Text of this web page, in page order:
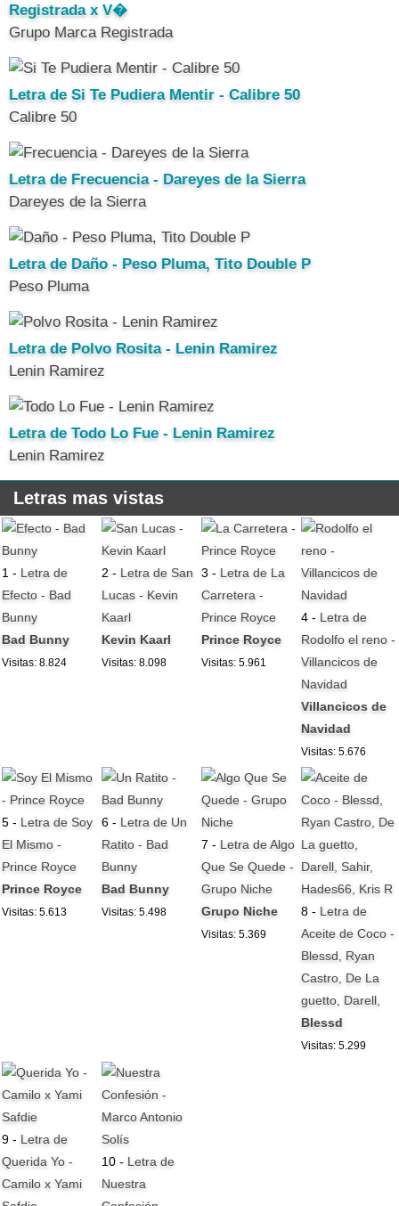
Registrada x V�
Grupo Marca Registrada
Letra de Si Te Pudiera Mentir - Calibre 50
Calibre 50
Letra de Frecuencia - Dareyes de la Sierra
Dareyes de la Sierra
Letra de Daño - Peso Pluma, Tito Double P
Peso Pluma
Letra de Polvo Rosita - Lenin Ramirez
Lenin Ramirez
Letra de Todo Lo Fue - Lenin Ramirez
Lenin Ramirez
Letras mas vistas
1 - Letra de
Efecto - Bad
Bunny
Bad Bunny
Visitas: 8.824
2 - Letra de San
Lucas - Kevin
Kaarl
Kevin Kaarl
Visitas: 8.098
3 - Letra de La
Carretera -
Prince Royce
Prince Royce
Visitas: 5.961
4 - Letra de
Rodolfo el reno -
Villancicos de
Navidad
Villancicos de
Navidad
Visitas: 5.676
5 - Letra de Soy
El Mismo -
Prince Royce
Prince Royce
Visitas: 5.613
6 - Letra de Un
Ratito - Bad
Bunny
Bad Bunny
Visitas: 5.498
7 - Letra de Algo
Que Se Quede -
Grupo Niche
Grupo Niche
Visitas: 5.369
8 - Letra de
Aceite de Coco -
Blessd, Ryan
Castro, De La
guetto, Darell,
Blessd
Visitas: 5.299
9 - Letra de
Querida Yo -
Camilo x Yami
10 - Letra de
Nuestra